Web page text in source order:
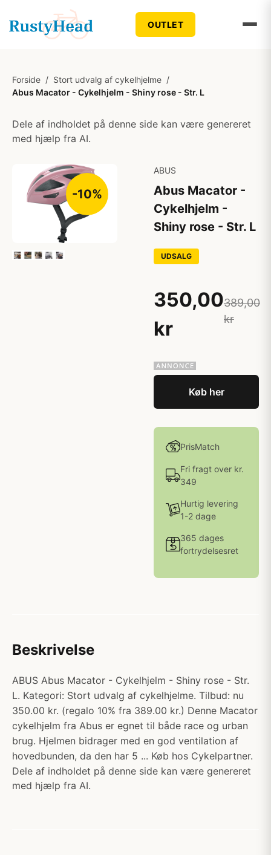
OUTLET
Forside / Stort udvalg af cykelhjelme /
Abus Macator - Cykelhjelm - Shiny rose - Str. L
Dele af indholdet på denne side kan være genereret
med hjælp fra AI.
-10%
ABUS
Abus Macator -
Cykelhjelm -
Shiny rose - Str. L
UDSALG
350,00
kr
389,00
kr
Køb her
PrisMatch
Fri fragt over kr.
349
Hurtig levering
1-2 dage
365 dages
fortrydelsesret
Beskrivelse
ABUS Abus Macator - Cykelhjelm - Shiny rose - Str.
L. Kategori: Stort udvalg af cykelhjelme. Tilbud: nu
350.00 kr. (regalo 10% fra 389.00 kr.) Denne Macator
cykelhjelm fra Abus er egnet til både race og urban
brug. Hjelmen bidrager med en god ventilation af
hovedbunden, da den har 5 ... Køb hos Cykelpartner.
Dele af indholdet på denne side kan være genereret
med hjælp fra AI.